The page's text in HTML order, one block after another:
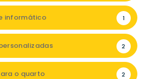
informático 1
2
o quarto 2